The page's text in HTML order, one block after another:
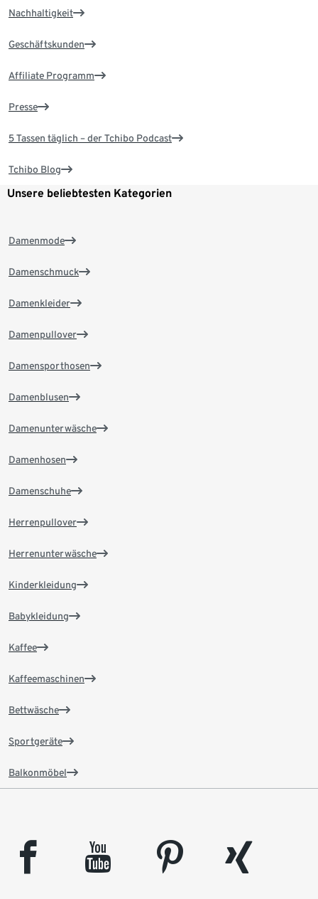
Nachhaltigkeit
Geschäftskunden
Affiliate Programm
Presse
5 Tassen täglich – der Tchibo Podcast
Tchibo Blog
Unsere beliebtesten Kategorien
Damenmode
Damenschmuck
Damenkleider
Damenpullover
Damensporthosen
Damenblusen
Damenunterwäsche
Damenhosen
Damenschuhe
Herrenpullover
Herrenunterwäsche
Kinderkleidung
Babykleidung
Kaffee
Kaffeemaschinen
Bettwäsche
Sportgeräte
Balkonmöbel
facebook youtube pinterest
xing